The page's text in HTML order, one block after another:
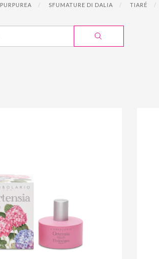
SFUMATURE DI DALIA TIARÉ